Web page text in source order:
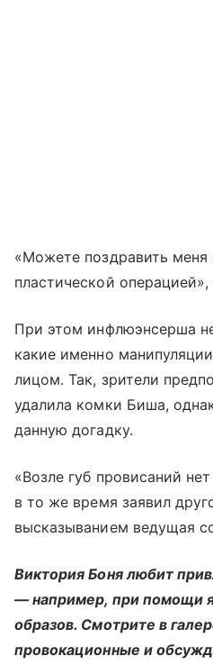
«Можете поздравить
пластической
При этом инфлюэнсерша
какие именно
лицом. Так, зрители
удалила комки Биша,
данную догадку.
«Возле губ провисаний
в то же время заявил
высказыванием ведущая
Виктория Боня любит
— например, при помощи
образов. Смотрите в
провокационные и